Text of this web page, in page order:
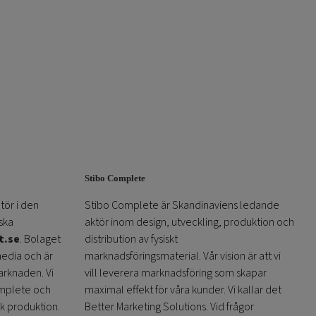
i den
. Bolaget
och är
Vi
och
produktion.
Stibo Complete
Stibo Complete är Skandinaviens ledande
aktör inom design, utveckling, produktion och
distribution av fysiskt
marknadsföringsmaterial. Vår vision är att vi
vill leverera marknadsföring som skapar
maximal effekt för våra kunder. Vi kallar det
Better Marketing Solutions. Vid frågor